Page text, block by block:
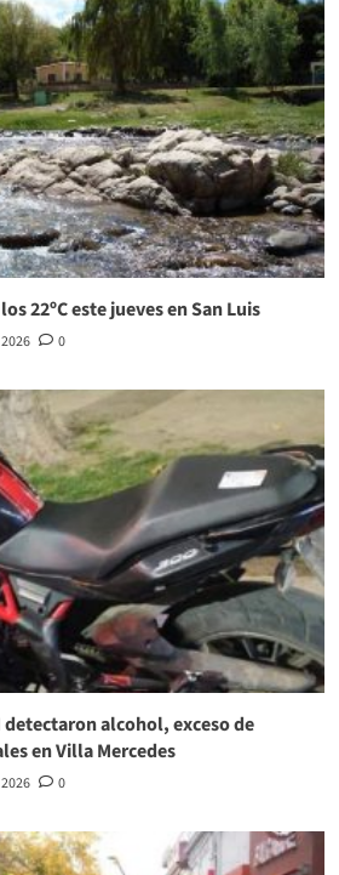
22ºC este jueves en San Luis
0
alcohol, exceso de
en Villa Mercedes
0